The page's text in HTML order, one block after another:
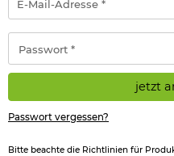
Mail-
Adresse
*
jetzt
Passwort vergessen?
Bitte beachte die Richtlinien für